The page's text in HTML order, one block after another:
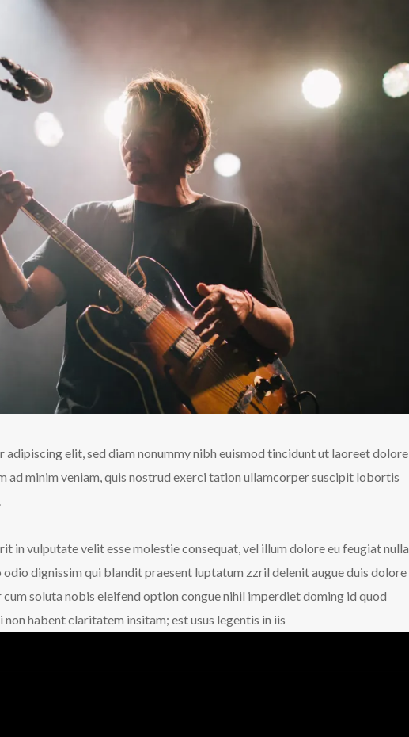
adipiscing elit, sed diam nonummy nibh euismod tincidunt ut laoreet dolore
ad minim veniam, quis nostrud exerci tation ullamcorper suscipit lobortis
in vulputate velit esse molestie consequat, vel illum dolore eu feugiat nulla
dignissim qui blandit praesent luptatum zzril delenit augue duis dolore
soluta nobis eleifend option congue nihil imperdiet doming id quod
habent claritatem insitam; est usus legentis in iis